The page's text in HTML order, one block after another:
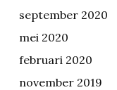
september 2020
mei 2020
februari 2020
november 2019